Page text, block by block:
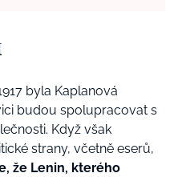
byla Kaplanová
budou spolupracovat s
Když však
strany, včetně eserů,
že Lenin, kterého